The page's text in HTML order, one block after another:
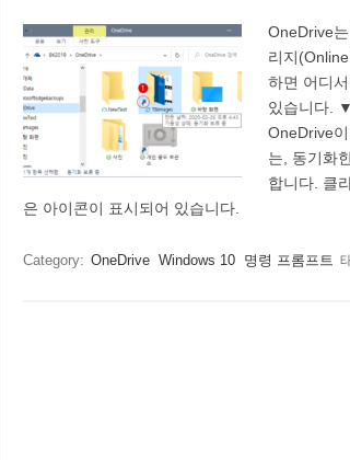
OneDrive
리지
하면 어디
있습니다.
OneDrive
는, 동기화
합니다. 클
은 아이콘이 표시되어 있습니다.
Category: OneDrive Windows 10 명령 프롬프트